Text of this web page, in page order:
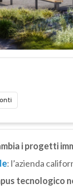
i progetti
: l’azienda
tecnologico